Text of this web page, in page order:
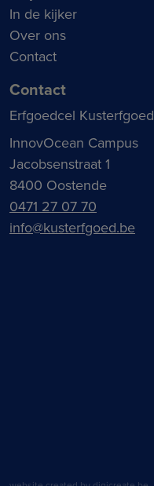
In de kijker
Over ons
Contact
Contact
Erfgoedcel Kusterfgoed
InnovOcean Campus
Jacobsenstraat 1
8400 Oostende
0471 27 07 70
info@kusterfgoed.be